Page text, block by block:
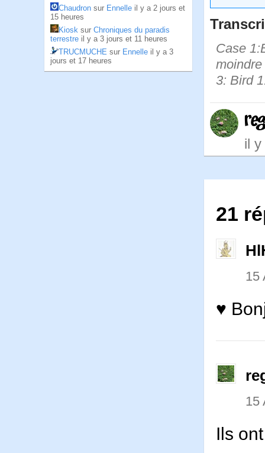
Chaudron sur Ennelle il y a 2 jours et
15 heures
Kiosk sur Chroniques du paradis
terrestre il y a 3 jours et 11 heures
TRUCMUCHE sur Ennelle il y a 3
jours et 17 heures
Case
3: Bird
il
21
15
♥
15
Ils